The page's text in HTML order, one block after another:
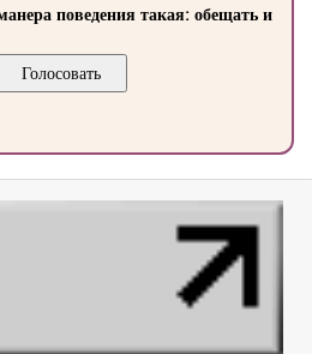
поведения такая: обещать и